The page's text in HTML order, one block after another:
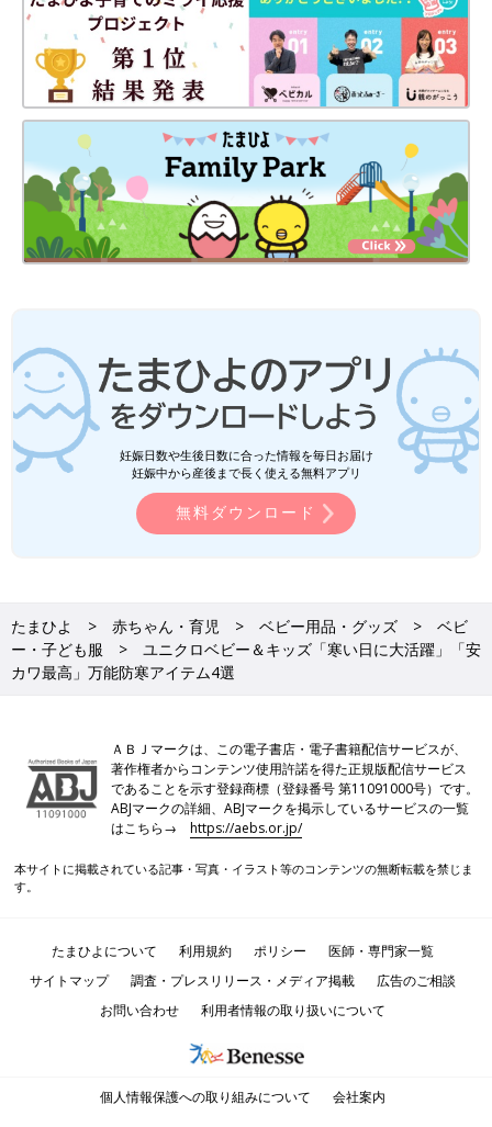
妊娠日数や生後日数に合った情報を毎日お届け
妊娠中から産後まで長く使える無料アプリ
無料ダウンロード
たまひよ 赤ちゃん・育児 ベビー用品・グッズ
ベビ
ー・子ども服
ユニクロベビー＆キッズ「寒い日に大活躍」「安
カワ最高」万能防寒アイテム4選
ＡＢＪマークは、この電子書店・電子書籍配信サービスが、
著作権者からコンテンツ使用許諾を得た正規版配信サービス
であることを示す登録商標（登録番号 第11091000号）です。
ABJマークの詳細、ABJマークを掲示しているサービスの一覧
はこちら→https://aebs.or.jp/
本サイトに掲載されている記事・写真・イラスト等のコンテンツの無断転載を禁じま
す。
たまひよについて 利用規約 ポリシー
医師・専門家一覧
サイトマップ
調査・プレスリリース・メディア掲載
広告のご相談
お問い合わせ
利用者情報の取り扱いについて
個人情報保護への取り組みについて 会社案内